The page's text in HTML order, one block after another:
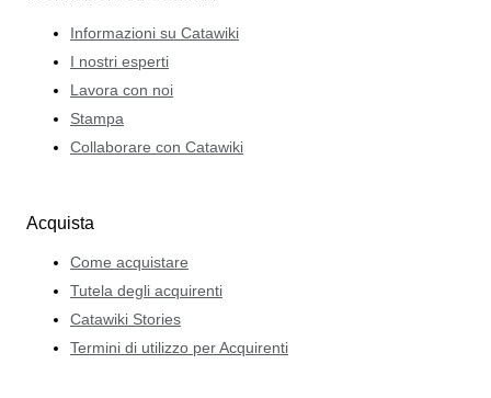
Informazioni su Catawiki
I nostri esperti
Lavora con noi
Stampa
Collaborare con Catawiki
Acquista
Come acquistare
Tutela degli acquirenti
Catawiki Stories
Termini di utilizzo per Acquirenti